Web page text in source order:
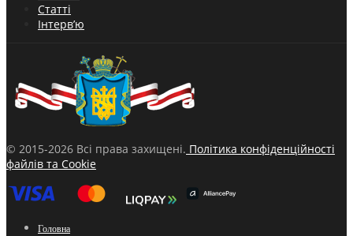
Статті
Інтерв’ю
© 2015-2026 Всі права захищені. Політика конфіденційності
файлів та Cookie
Головна